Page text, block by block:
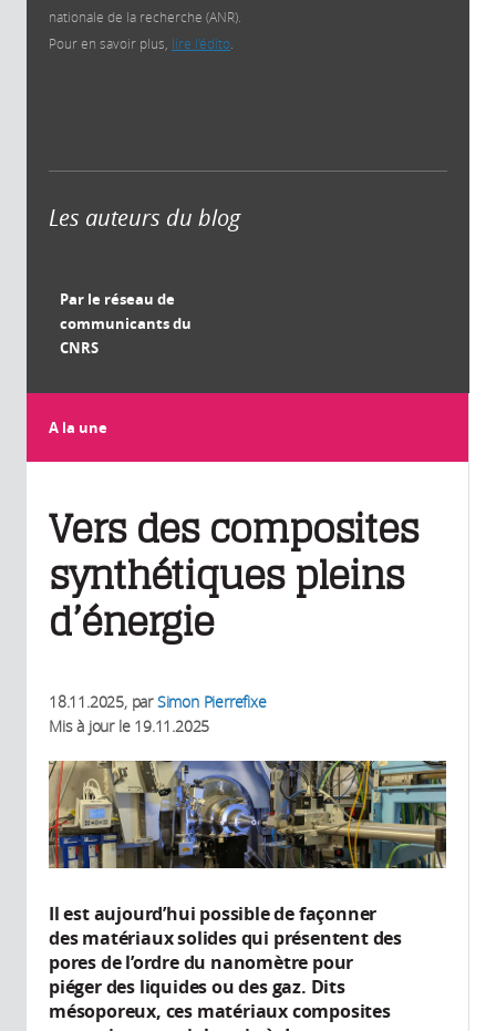
nationale de la recherche (ANR).
Pour en savoir plus, lire l'édito
Les auteurs du blog
Par le réseau de
communicants du
CNRS
A la une
Vers des composites
synthétiques pleins
d’énergie
18.11.2025, parSimon Pierrefixe
Mis à jour le 19.11.2025
Il est aujourd’hui possible de façonner
des matériaux solides qui présentent des
pores de l’ordre du nanomètre pour
piéger des liquides ou des gaz. Dits
mésoporeux, ces matériaux composites